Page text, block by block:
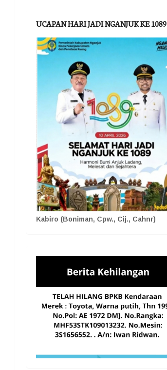
UCAPAN HARI JADI NGANJUK KE 1089
Kabiro (Boniman, Cpw., Cij., Cahnr)